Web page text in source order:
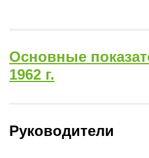
Основные
1962 г.
Руководители